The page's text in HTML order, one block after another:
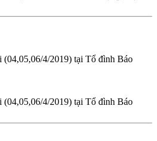
4/2019) tại Tổ đình Báo
4/2019) tại Tổ đình Báo